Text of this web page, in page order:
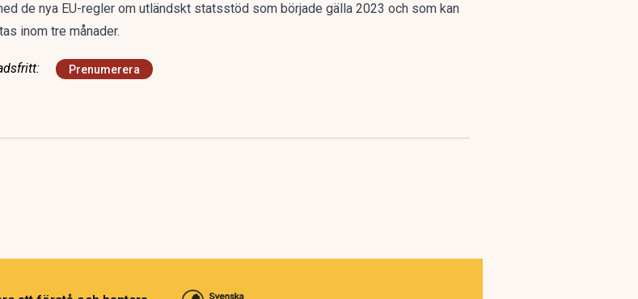
de nya EU-regler om utländskt statsstöd som började gälla 2023 och som kan
inom tre månader.
Prenumerera